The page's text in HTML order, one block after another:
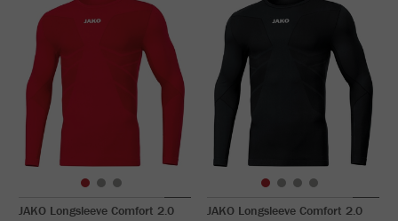
JAKO Longsleeve Comfort 2.0
JAKO Longsleeve Comfort 2.0